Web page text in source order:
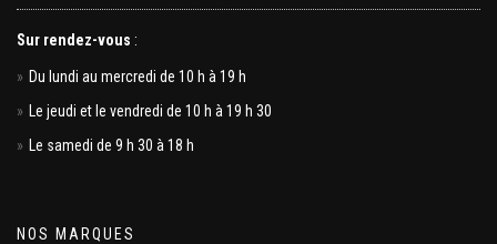
Sur rendez-vous :
Du lundi au mercredi de 10 h à 19 h
Le jeudi et le vendredi de 10 h à 19 h 30
Le samedi de 9 h 30 à 18 h
NOS MARQUES